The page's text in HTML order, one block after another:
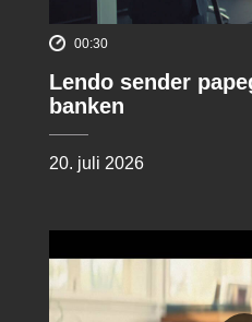
00:30
Lendo sender
banken
20. juli 2026